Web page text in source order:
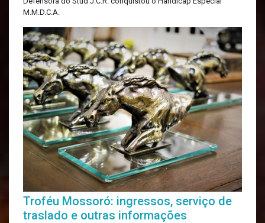
M.M.D.C.A.
Troféu Mossoró: ingressos, serviço de
traslado e outras informações